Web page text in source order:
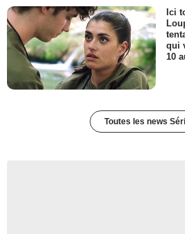
Ici
qui
10
Toutes les news